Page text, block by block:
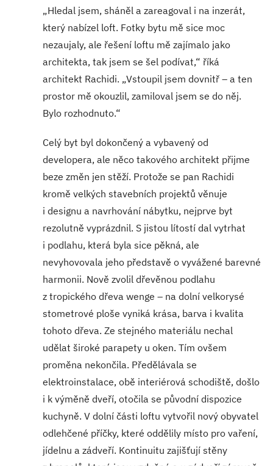
„Hledal jsem, sháněl a zareagoval i na inzerát,
který nabízel loft. Fotky bytu mě sice moc
nezaujaly, ale řešení loftu mě zajímalo jako
architekta, tak jsem se šel podívat,“ říká
architekt Rachidi. „Vstoupil jsem dovnitř – a ten
prostor mě okouzlil, zamiloval jsem se do něj.
Bylo rozhodnuto.“
Celý byt byl dokončený a vybavený od
developera, ale něco takového architekt přijme
beze změn jen stěží. Protože se pan Rachidi
kromě velkých stavebních projektů věnuje
i designu a navrhování nábytku, nejprve byt
rezolutně vyprázdnil. S jistou lítostí dal vytrhat
i podlahu, která byla sice pěkná, ale
nevyhovovala jeho představě o vyvážené barevné
harmonii. Nově zvolil dřevěnou podlahu
z tropického dřeva wenge – na dolní velkorysé
stometrové ploše vyniká krása, barva i kvalita
tohoto dřeva. Ze stejného materiálu nechal
udělat široké parapety u oken. Tím ovšem
proměna nekončila. Předělávala se
elektroinstalace, obě interiérová schodiště, došlo
i k výměně dveří, otočila se původní dispozice
kuchyně. V dolní části loftu vytvořil nový obyvatel
odlehčené příčky, které oddělily místo pro vaření,
jídelnu a zádveří. Kontinuitu zajišťují stěny